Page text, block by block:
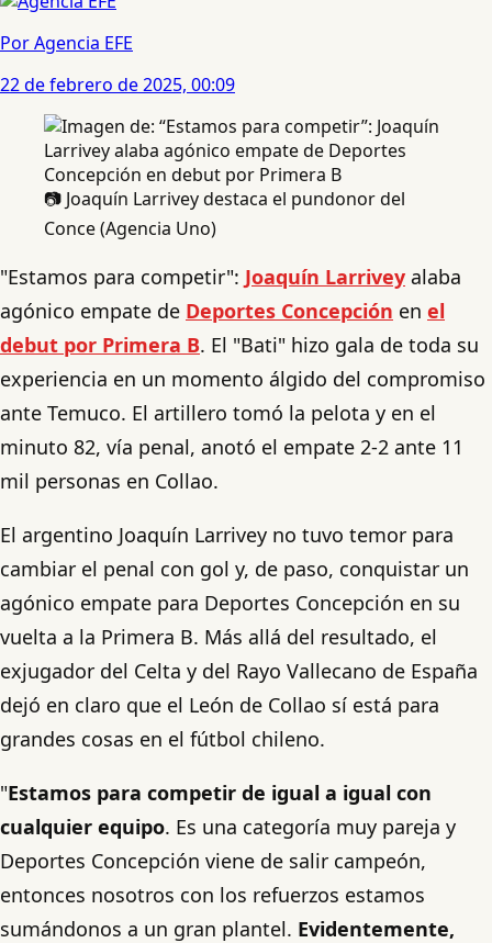
Por Agencia EFE
22 de febrero de 2025, 00:09
📷 Joaquín Larrivey destaca el pundonor del
Conce (Agencia Uno)
"Estamos para competir": Joaquín Larrivey alaba
agónico empate de Deportes Concepción en el
debut por Primera B. El "Bati" hizo gala de toda su
experiencia en un momento álgido del compromiso
ante Temuco. El artillero tomó la pelota y en el
minuto 82, vía penal, anotó el empate 2-2 ante 11
mil personas en Collao.
El argentino Joaquín Larrivey no tuvo temor para
cambiar el penal con gol y, de paso, conquistar un
agónico empate para Deportes Concepción en su
vuelta a la Primera B. Más allá del resultado, el
exjugador del Celta y del Rayo Vallecano de España
dejó en claro que el León de Collao sí está para
grandes cosas en el fútbol chileno.
"Estamos para competir de igual a igual con
cualquier equipo. Es una categoría muy pareja y
Deportes Concepción viene de salir campeón,
entonces nosotros con los refuerzos estamos
sumándonos a un gran plantel. Evidentemente,